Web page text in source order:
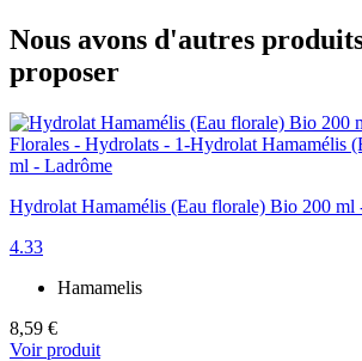
Nous avons d'autres
proposer
Hydrolat Hamamélis (Eau florale) Bio 200 ml
4.33
Hamamelis
8,59 €
Voir produit